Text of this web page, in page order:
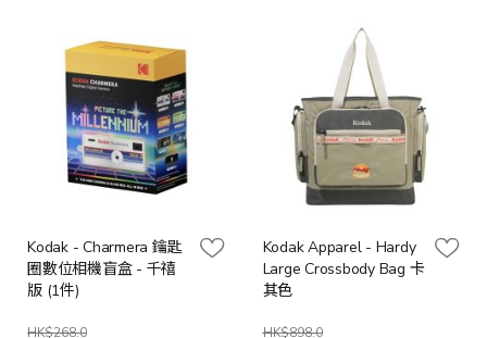
Kodak - Charmera 鑰匙
圈數位相機盲盒 - 千禧
版 (1件)
HK$268.0
Kodak Apparel - Hardy
Large Crossbody Bag 卡
其色
HK$898.0